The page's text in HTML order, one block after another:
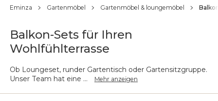
Eminza Gartenmöbel Gartenmöbel & loungemöbel
Balkon-Sets für Ihren
Wohlfühlterrasse
Ob Loungeset, runder Gartentisch oder Gartensitzgruppe.
Unser Team hat eine ... Mehr anzeigen